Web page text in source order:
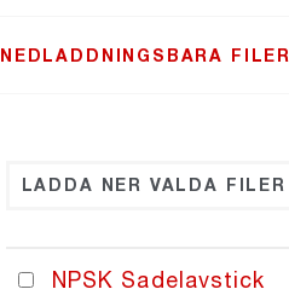
NEDLADDNINGSBARA FILER
LADDA NER VALDA FILER
NPSK Sadelavstick